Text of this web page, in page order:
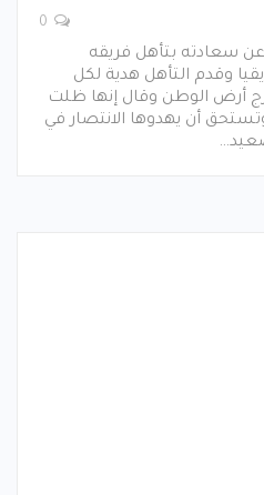
عن سعادته بتأهل فريقه
وقدم التأهل هدية لكل
أرض الوطن وقال إنها ظلت
أن يهدوها الانتصار في